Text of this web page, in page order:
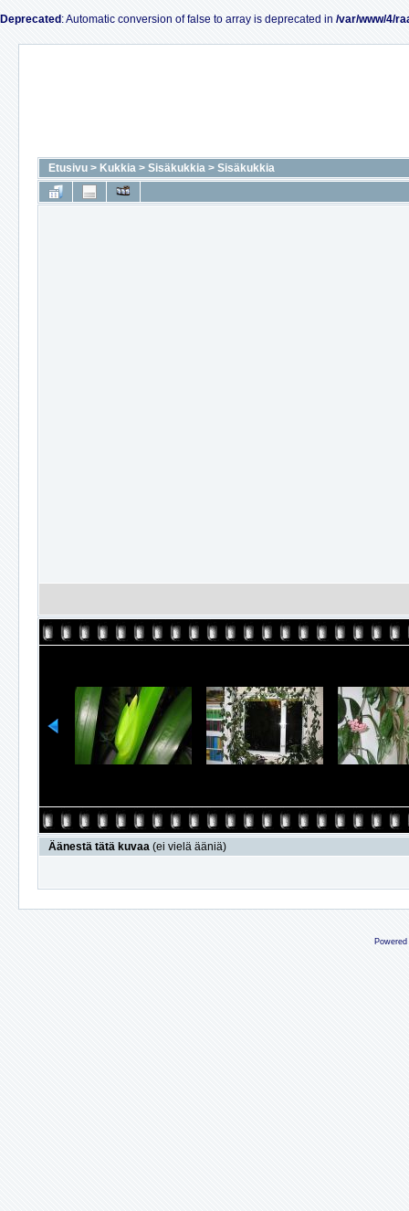
Deprecated : Automatic conversion of false to array is deprecated in /var/www/4/
Etusivu > Kukkia > Sisäkukkia > Sisäkukkia
Äänestä tätä kuvaa (ei vielä ääniä)